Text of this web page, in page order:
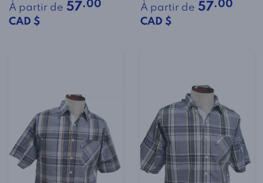
À partir de 57.00
CAD $
À partir de 57.00
CAD $